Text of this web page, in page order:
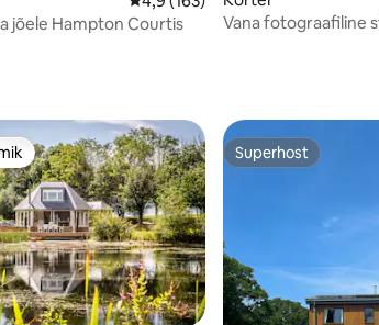
jõele Hampton Courtis
Vana fotograafiline
Superhost
Superhost